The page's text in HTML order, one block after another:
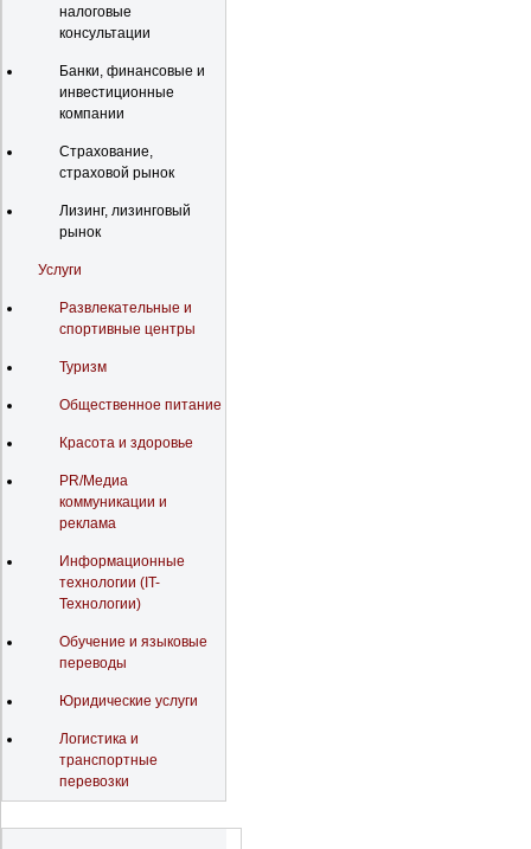
налоговые
консультации
Банки, финансовые и
инвестиционные
компании
Страхование,
страховой рынок
Лизинг, лизинговый
рынок
Услуги
Развлекательные и
спортивные центры
Туризм
Общественное питание
Красота и здоровье
PR/Медиа
коммуникации и
реклама
Информационные
технологии (IT-
Технологии)
Обучение и языковые
переводы
Юридические услуги
Логистика и
транспортные
перевозки